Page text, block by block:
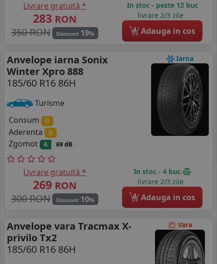
Livrare gratuită *
283 RON
350 RON
Discount 19%
In stoc - peste 12 buc
livrare 2/3 zile
4 Adauga in cos
Iarna
Anvelope iarna Sonix
Winter Xpro 888
185/60 R16 86H
Turisme
Consum
D
Aderenta D
Zgomot A 69 dB
Livrare gratuită *
269 RON
300 RON
Discount 10%
In stoc - 4 buc
livrare 2/3 zile
4 Adauga in cos
Vara
Anvelope vara Tracmax X-
privilo Tx2
185/60 R16 86H